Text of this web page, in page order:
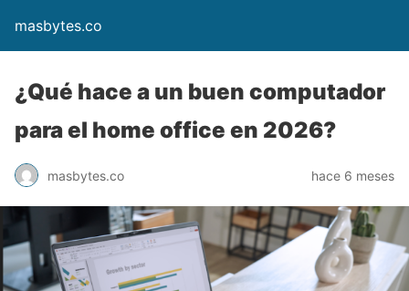
masbytes.co
¿Qué hace a un buen computador
para el home office en 2026?
masbytes.co hace 6 meses